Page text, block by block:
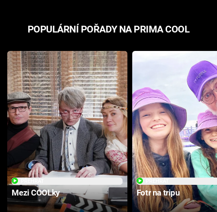
POPULÁRNÍ POŘADY NA PRIMA COOL
Mezi COOLky Fotr na tripu